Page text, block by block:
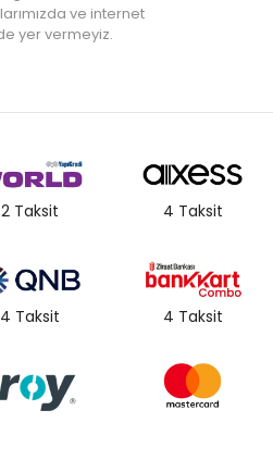
ve internet
yer vermeyiz.
2 Taksit 4 Taksit
4 Taksit 4 Taksit